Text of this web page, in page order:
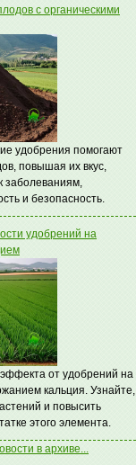
с органическими
удобрения помогают
повышая их вкус,
заболеваниям,
и безопасность.
удобрений на
от удобрений на
кальция. Узнайте,
и повысить
этого элемента.
в архиве...